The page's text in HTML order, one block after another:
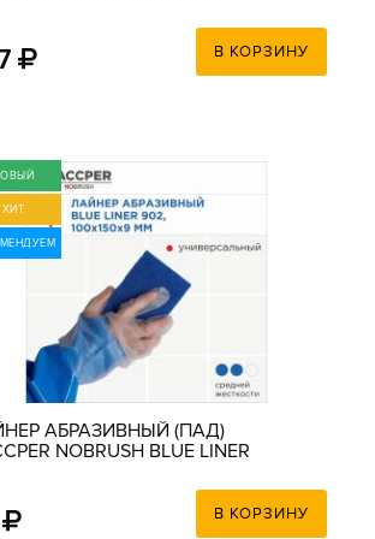
В КОРЗИНУ
ХИТ
АБРАЗИВНЫЙ (ПАД)
NOBRUSH BLUE LINER
В КОРЗИНУ